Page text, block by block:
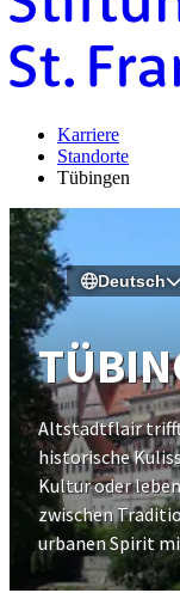
Karriere
Standorte
Tübingen